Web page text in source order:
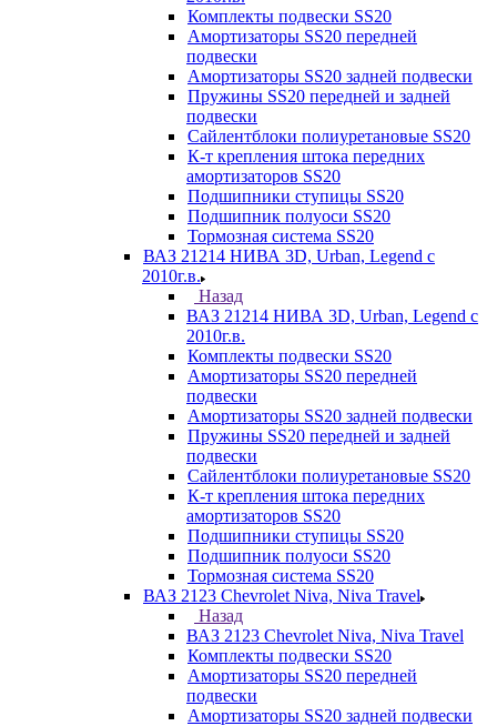
Комплекты подвески SS20
Амортизаторы SS20 передней
подвески
Амортизаторы SS20 задней подвески
Пружины SS20 передней и задней
подвески
Сайлентблоки полиуретановые SS20
К-т крепления штока передних
амортизаторов SS20
Подшипники ступицы SS20
Подшипник полуоси SS20
Тормозная система SS20
ВАЗ 21214 НИВА 3D, Urban, Legend c
2010г.в.
Назад
ВАЗ 21214 НИВА 3D, Urban, Legend c
2010г.в.
Комплекты подвески SS20
Амортизаторы SS20 передней
подвески
Амортизаторы SS20 задней подвески
Пружины SS20 передней и задней
подвески
Сайлентблоки полиуретановые SS20
К-т крепления штока передних
амортизаторов SS20
Подшипники ступицы SS20
Подшипник полуоси SS20
Тормозная система SS20
ВАЗ 2123 Chevrolet Niva, Niva Travel
Назад
ВАЗ 2123 Chevrolet Niva, Niva Travel
Комплекты подвески SS20
Амортизаторы SS20 передней
подвески
Амортизаторы SS20 задней подвески